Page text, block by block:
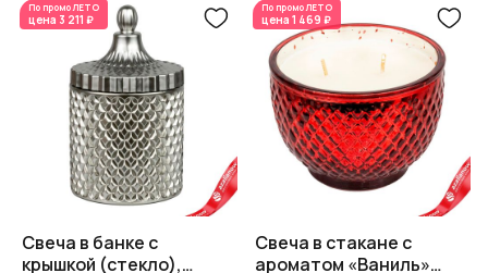
По промоЛЕТО
цена 3 211 ₽
Свеча в банке с
крышкой (стекло),
По промоЛЕТО
цена 1 469 ₽
Свеча в стакане с
ароматом «Ваниль»